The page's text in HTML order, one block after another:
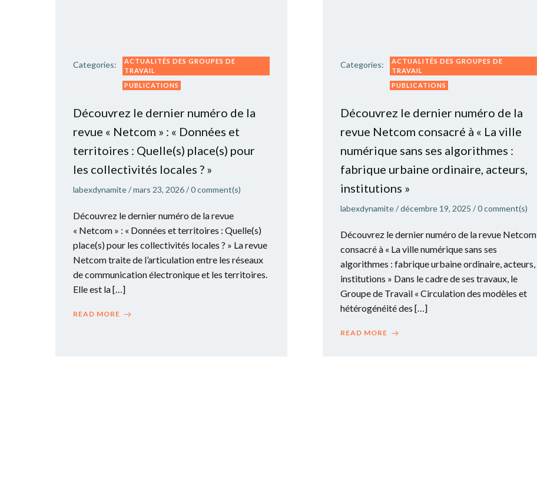
Categories:
ACTUALITÉS DES GROUPES DE
TRAVAIL
PUBLICATIONS
Découvrez le dernier numéro de la
revue « Netcom » : « Données et
territoires : Quelle(s) place(s) pour
les collectivités locales ? »
labexdynamite/mars 23, 2026/0comment(s)
Découvrez le dernier numéro de la revue
« Netcom » : « Données et territoires : Quelle(s)
place(s) pour les collectivités locales ? » La revue
Netcom traite de l’articulation entre les réseaux
de communication électronique et les territoires.
Elle est la […]
READ MORE
Categories:
ACTUALITÉS DES GROUPES DE
TRAVAIL
PUBLICATIONS
Découvrez le dernier numéro de la
revue Netcom consacré à « La ville
numérique sans ses algorithmes :
fabrique urbaine ordinaire, acteurs,
institutions »
labexdynamite/décembre 19, 2025 /0comment(s)
Découvrez le dernier numéro de la revue Netcom
consacré à « La ville numérique sans ses
algorithmes : fabrique urbaine ordinaire, acteurs,
institutions » Dans le cadre de ses travaux, le
Groupe de Travail « Circulation des modèles et
hétérogénéité des […]
READ MORE